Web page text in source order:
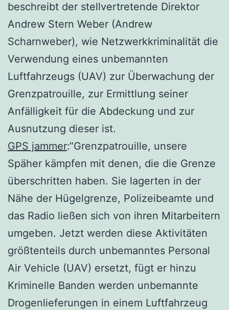
beschreibt der stellvertretende Direktor
Andrew Stern Weber (Andrew
Scharnweber), wie Netzwerkkriminalität die
Verwendung eines unbemannten
Luftfahrzeugs (UAV) zur Überwachung der
Grenzpatrouille, zur Ermittlung seiner
Anfälligkeit für die Abdeckung und zur
Ausnutzung dieser ist.
GPS jammer:“Grenzpatrouille, unsere
Späher kämpfen mit denen, die die Grenze
überschritten haben. Sie lagerten in der
Nähe der Hügelgrenze, Polizeibeamte und
das Radio ließen sich von ihren Mitarbeitern
umgeben. Jetzt werden diese Aktivitäten
größtenteils durch unbemanntes Personal
Air Vehicle (UAV) ersetzt, fügt er hinzu
Kriminelle Banden werden unbemannte
Drogenlieferungen in einem Luftfahrzeug